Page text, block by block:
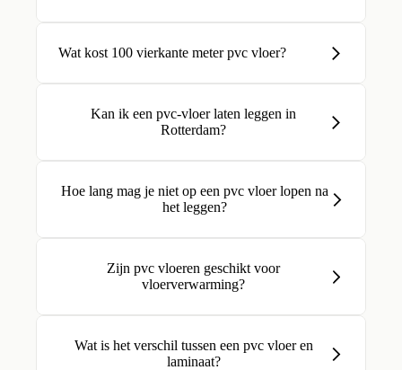
Wat kost 100 vierkante meter pvc vloer?
Kan ik een pvc-vloer laten leggen in
Rotterdam?
Hoe lang mag je niet op een pvc vloer lopen na
het leggen?
Zijn pvc vloeren geschikt voor
vloerverwarming?
Wat is het verschil tussen een pvc vloer en
laminaat?